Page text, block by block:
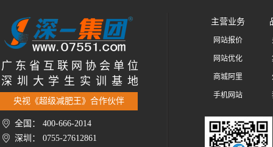
广 东 省 互 联 网 协 会 单 位
深 圳 大 学 生 实 训 基 地
央视《超级减肥王》合作伙伴
全国： 400-666-2014
深圳： 0755-27612861
主营业务
网站报价
网站优化
商城阿里
手机网站